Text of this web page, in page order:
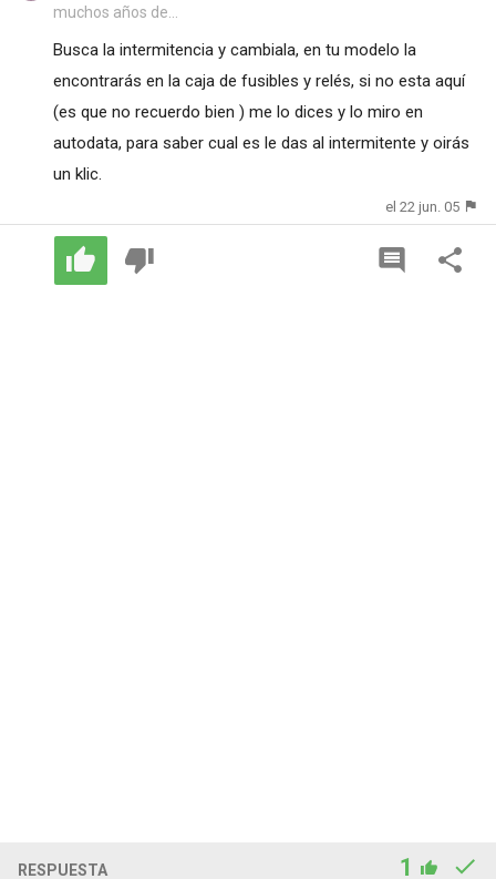
muchos años de...
Busca la intermitencia y cambiala, en tu modelo la
encontrarás en la caja de fusibles y relés, si no esta aquí
(es que no recuerdo bien ) me lo dices y lo miro en
autodata, para saber cual es le das al intermitente y oirás
un klic.
el 22 jun. 05
RESPUESTA 1